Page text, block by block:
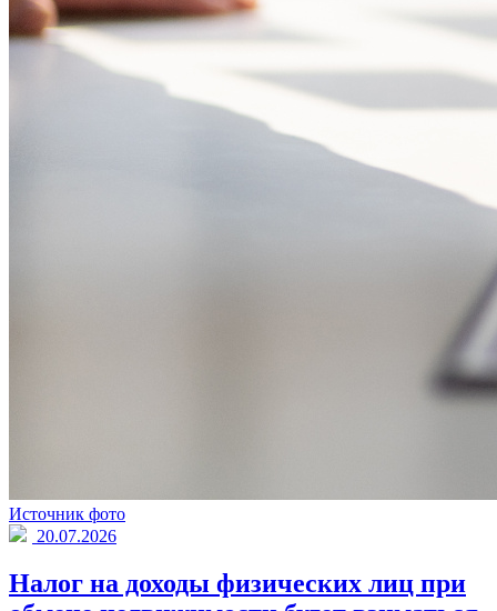
Источник фото
20.07.2026
Налог на доходы физических лиц при